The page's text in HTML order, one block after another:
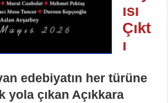
ısı
Çıkt
ı
edebiyatın her türüne
yola çıkan Açıkkara